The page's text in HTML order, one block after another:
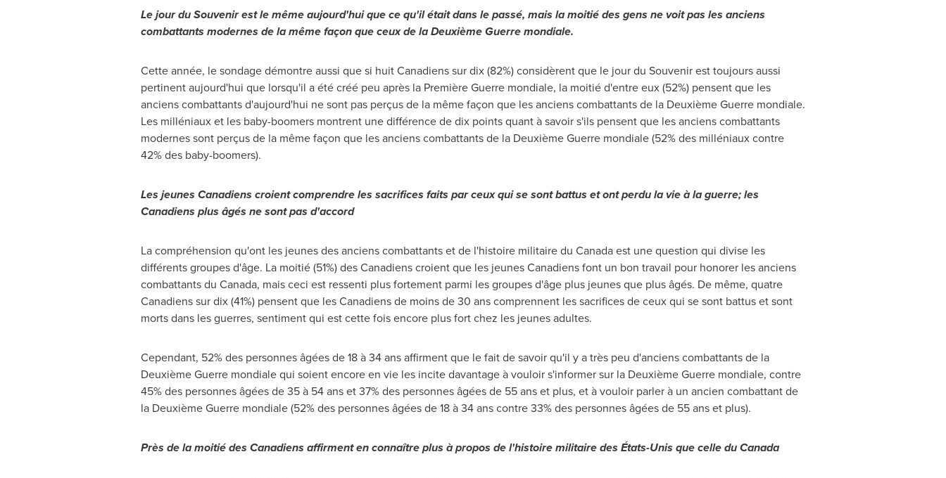
Le jour du Souvenir est le même aujourd'hui que ce qu'il était dans le passé, mais la moitié des gens ne voit pas les anciens
combattants modernes de la même façon que ceux de la Deuxième Guerre mondiale.
Cette année, le sondage démontre aussi que si huit Canadiens sur dix (82%) considèrent que le jour du Souvenir est toujours aussi
pertinent aujourd'hui que lorsqu'il a été créé peu après la Première Guerre mondiale, la moitié d'entre eux (52%) pensent que les
anciens combattants d'aujourd'hui ne sont pas perçus de la même façon que les anciens combattants de la Deuxième Guerre mondiale.
Les milléniaux et les baby-boomers montrent une différence de dix points quant à savoir s'ils pensent que les anciens combattants
modernes sont perçus de la même façon que les anciens combattants de la Deuxième Guerre mondiale (52% des milléniaux contre
42% des baby-boomers).
Les jeunes Canadiens croient comprendre les sacrifices faits par ceux qui se sont battus et ont perdu la vie à la guerre; les
Canadiens plus âgés ne sont pas d'accord
La compréhension qu'ont les jeunes des anciens combattants et de l'histoire militaire du Canadaest une question qui divise les
différents groupes d'âge. La moitié (51%) des Canadiens croient que les jeunes Canadiens font un bon travail pour honorer les anciens
combattants du Canada, mais ceci est ressenti plus fortement parmi les groupes d'âge plus jeunes que plus âgés. De même, quatre
Canadiens sur dix (41%) pensent que les Canadiens de moins de 30 ans comprennent les sacrifices de ceux qui se sont battus et sont
morts dans les guerres, sentiment qui est cette fois encore plus fort chez les jeunes adultes.
Cependant, 52% des personnes âgées de 18 à 34 ans affirment que le fait de savoir qu'il y a très peu d'anciens combattants de la
Deuxième Guerre mondiale qui soient encore en vie les incite davantage à vouloir s'informer sur la Deuxième Guerre mondiale, contre
45% des personnes âgées de 35 à 54 ans et 37% des personnes âgées de 55 ans et plus, et à vouloir parler à un ancien combattant de
la Deuxième Guerre mondiale (52% des personnes âgées de 18 à 34 ans contre 33% des personnes âgées de 55 ans et plus).
Près de la moitié des Canadiens affirment en connaître plus à propos de l'histoire militaire des États-Unis que celle duCanada